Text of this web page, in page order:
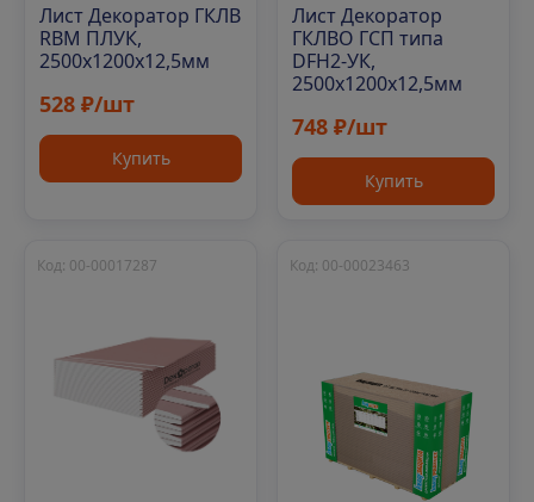
Лист Декоратор ГКЛВ
RBM ПЛУК,
2500х1200х12,5мм
528 ₽/шт
Купить
Лист Декоратор
ГКЛВО ГСП типа
DFН2-УК,
2500х1200х12,5мм
748 ₽/шт
Купить
Код: 00-00017287 Код: 00-00023463